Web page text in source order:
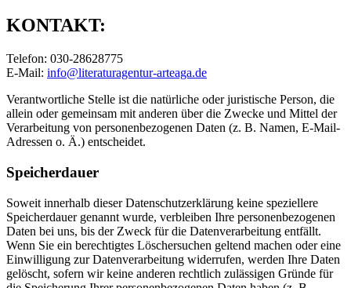
KONTAKT:
Telefon: 030-28628775
E-Mail: info@literaturagentur-arteaga.de
Verantwortliche Stelle ist die natürliche oder juristische Person, die
allein oder gemeinsam mit anderen über die Zwecke und Mittel der
Verarbeitung von personenbezogenen Daten (z. B. Namen, E-Mail-
Adressen o. Ä.) entscheidet.
Speicherdauer
Soweit innerhalb dieser Datenschutzerklärung keine speziellere
Speicherdauer genannt wurde, verbleiben Ihre personenbezogenen
Daten bei uns, bis der Zweck für die Datenverarbeitung entfällt.
Wenn Sie ein berechtigtes Löschersuchen geltend machen oder eine
Einwilligung zur Datenverarbeitung widerrufen, werden Ihre Daten
gelöscht, sofern wir keine anderen rechtlich zulässigen Gründe für